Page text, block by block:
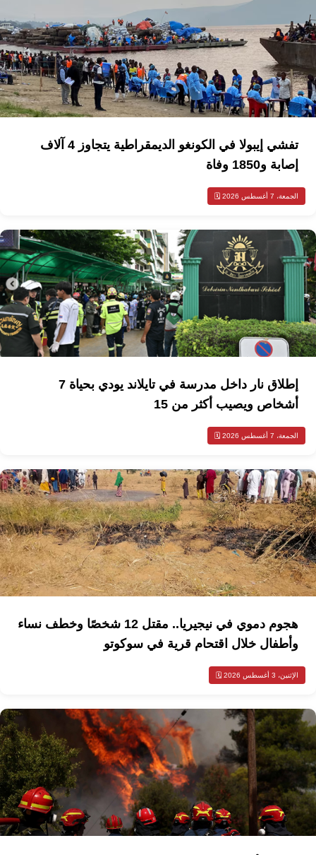
تفشي إيبولا في الكونغو الديمقراطية يتجاوز 4 آلاف
إصابة و1850 وفاة
الجمعة، 7 أغسطس 2026 🗓️
إطلاق نار داخل مدرسة في تايلاند يودي بحياة 7
أشخاص ويصيب أكثر من 15
الجمعة، 7 أغسطس 2026 🗓️
هجوم دموي في نيجيريا.. مقتل 12 شخصًا وخطف نساء
وأطفال خلال اقتحام قرية في سوكوتو
الإثنين، 3 أغسطس 2026 🗓️